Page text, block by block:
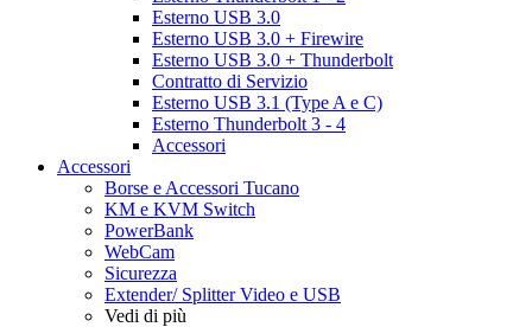
Esterno USB 3.0
Esterno USB 3.0 + Firewire
Esterno USB 3.0 + Thunderbolt
Contratto di Servizio
Esterno USB 3.1 (Type A e C)
Esterno Thunderbolt 3 - 4
Accessori
Accessori
Borse e Accessori Tucano
KM e KVM Switch
PowerBank
WebCam
Sicurezza
Extender/ Splitter Video e USB
Vedi di più